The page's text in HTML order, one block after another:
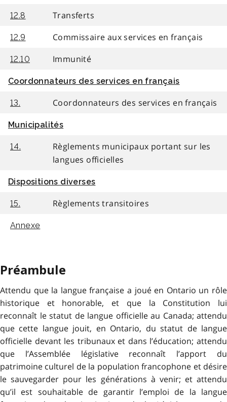
12.8 Transferts
12.9 Commissaire aux services en français
12.10 Immunité
Coordonnateurs des services en français
13. Coordonnateurs des services en français
Municipalités
14.
Règlements municipaux portant sur les
langues officielles
Dispositions diverses
15. Règlements transitoires
Annexe
Préambule
Attendu que la langue française a joué en Ontario un rôle
historique et honorable, et que la Constitution lui
reconnaît le statut de langue officielle au Canada; attendu
que cette langue jouit, en Ontario, du statut de langue
officielle devant les tribunaux et dans l’éducation; attendu
que l’Assemblée législative reconnaît l’apport du
patrimoine culturel de la population francophone et désire
le sauvegarder pour les générations à venir; et attendu
qu’il est souhaitable de garantir l’emploi de la langue